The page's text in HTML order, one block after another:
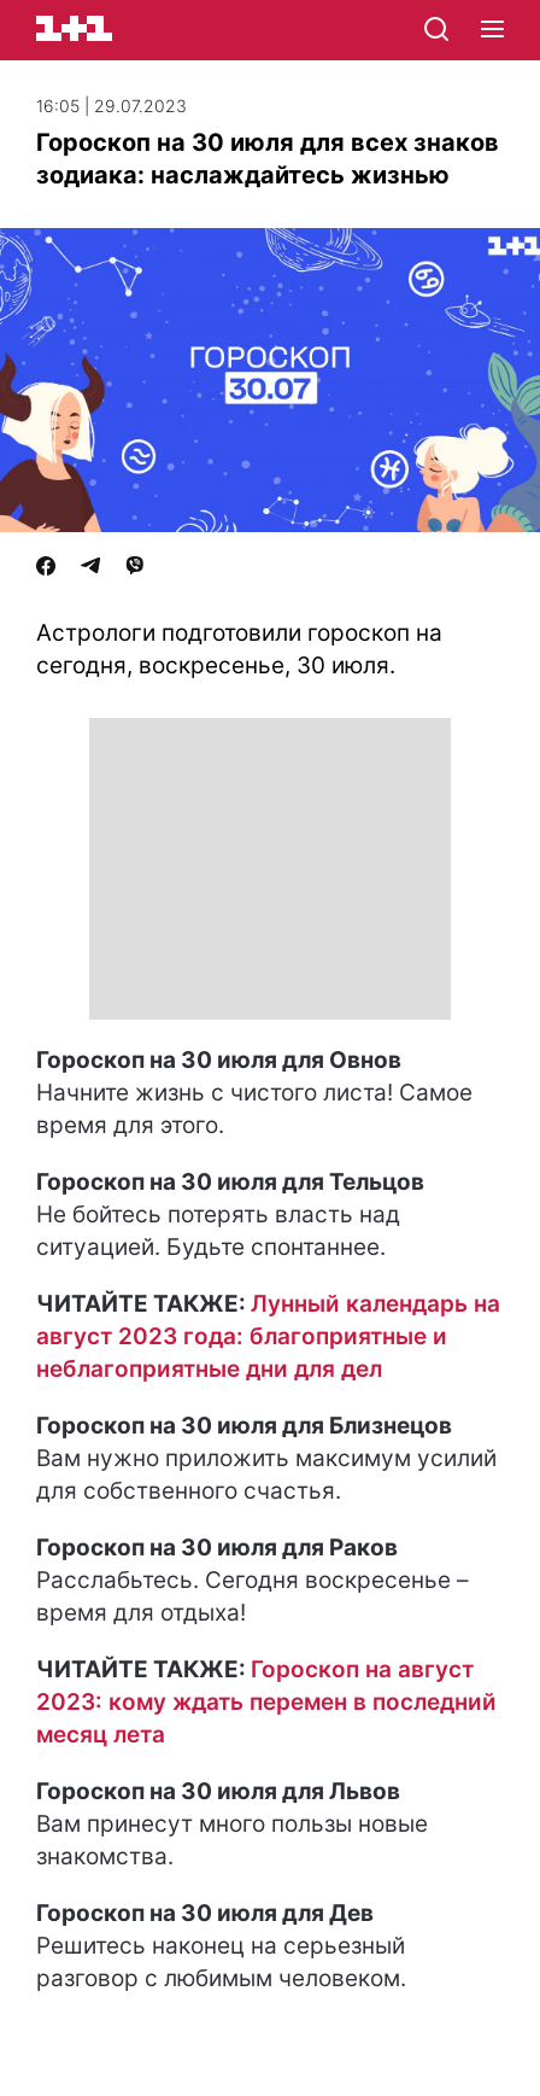
16:05 | 29.07.2023
Гороскоп на 30 июля для всех знаков
зодиака: наслаждайтесь жизнью
Астрологи подготовили гороскоп на
сегодня, воскресенье, 30 июля.
Гороскоп на 30 июля для Овнов
Начните жизнь с чистого листа! Самое
время для этого.
Гороскоп на 30 июля для Тельцов
Не бойтесь потерять власть над
ситуацией. Будьте спонтаннее.
ЧИТАЙТЕ ТАКЖЕ: Лунный календарь на
август 2023 года: благоприятные и
неблагоприятные дни для дел
Гороскоп на 30 июля для Близнецов
Вам нужно приложить максимум усилий
для собственного счастья.
Гороскоп на 30 июля для Раков
Расслабьтесь. Сегодня воскресенье –
время для отдыха!
ЧИТАЙТЕ ТАКЖЕ: Гороскоп на август
2023: кому ждать перемен в последний
месяц лета
Гороскоп на 30 июля для Львов
Вам принесут много пользы новые
знакомства.
Гороскоп на 30 июля для Дев
Решитесь наконец на серьезный
разговор с любимым человеком.